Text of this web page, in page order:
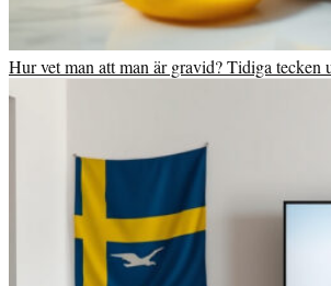
Hur vet man att man är gravid? Tidiga tecken